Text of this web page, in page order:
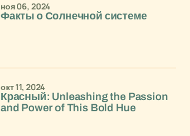
Факты о Солнечной системе
ноя 06, 2024
Красный: Unleashing the Passion
and Power of This Bold Hue
окт 11, 2024